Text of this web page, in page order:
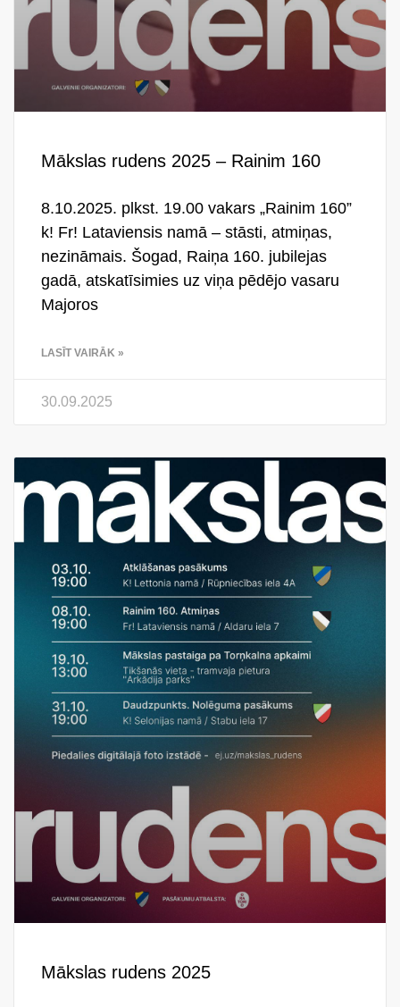
Mākslas rudens 2025 – Rainim 160
8.10.2025. plkst. 19.00 vakars „Rainim 160”
k! Fr! Lataviensis namā – stāsti, atmiņas,
nezināmais. Šogad, Raiņa 160. jubilejas
gadā, atskatīsimies uz viņa pēdējo vasaru
Majoros
LASĪT VAIRĀK »
30.09.2025
Mākslas rudens 2025